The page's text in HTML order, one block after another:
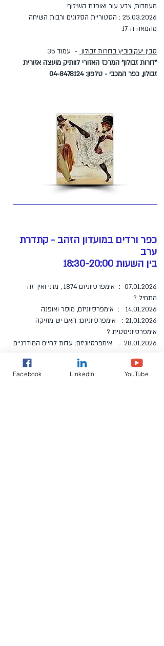
מעמדות, צבע עור ואופנת השיזוף
25.03.2026 : הסטוריית הסלונים ורבות השיחה
מהמאה ה-17
סבין יעקובוביץ בדורות זבולון - עמוד 35
"דורות זבולון" המרכז האזורי לוותיק מועצה אזורית
זבולון, כפר המכבי - טלפון:04-8478124
כפר ורדים במועדון הזהב - קתדרת
ערב
בין השעות 18:30-20:00
07.01.2026
: אימפרסיוניזם 1874 , מתי ואיך זה
התחיל ?
14.01.2026 : אימפרסיוניזם, מוסר ואופנה
21.01.2026 : אימפרסיוניזם: האם יש מוזיקה
אימפרסיוניסטית ?
28.01.2026 : אימפרסיוניזם: עדות לחיים המודרניים
לפרטים וכרטיסים, עליזה:052-2263001
– רח'
אשכר כניסה מכיכר 4 בכפר ורדים
Facebook LinkedIn YouTube